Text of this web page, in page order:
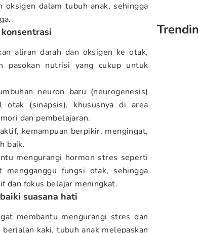
dalam tubuh anak, sehingga
aliran darah dan oksigen ke otak,
pasokan nutrisi yang cukup untuk
neuron baru (neurogenesis)
(sinapsis), khususnya di area
dan pembelajaran.
kemampuan berpikir, mengingat,
baik.
mengurangi hormon stres seperti
fungsi otak, sehingga
dan fokus belajar meningkat.
suasana hati
membantu mengurangi stres dan
kaki, tubuh anak melepaskan